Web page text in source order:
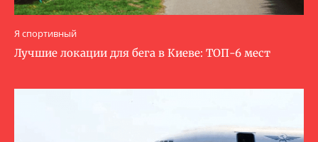
Я спортивный
Лучшие локации для бега в Киеве: ТОП-6 мест